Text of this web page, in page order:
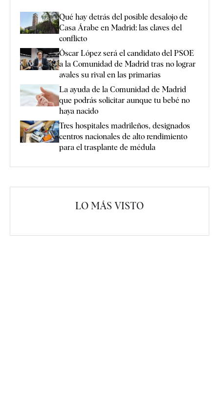
Qué hay detrás del posible desalojo de
Casa Árabe en Madrid: las claves del
conflicto
Óscar López será el candidato del PSOE
a la Comunidad de Madrid tras no lograr
avales su rival en las primarias
La ayuda de la Comunidad de Madrid
que podrás solicitar aunque tu bebé no
haya nacido
Tres hospitales madrileños, designados
centros nacionales de alto rendimiento
para el trasplante de médula
LO MÁS VISTO